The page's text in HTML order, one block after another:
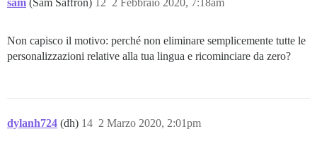
Non capisco il motivo: perché non eliminare semplicemente tutte le
personalizzazioni relative alla tua lingua e ricominciare da zero?
dylanh724 (dh) 2 Marzo 2020, 2:01pm
14